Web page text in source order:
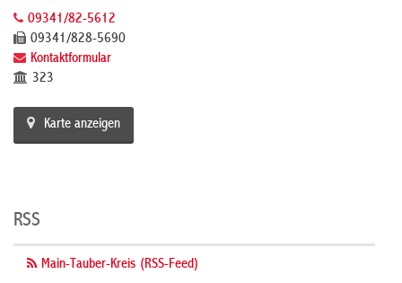
09341/82-5612
09341/828-5690
Kontaktformular
323
Karte anzeigen
RSS
Main-Tauber-Kreis (RSS-Feed)